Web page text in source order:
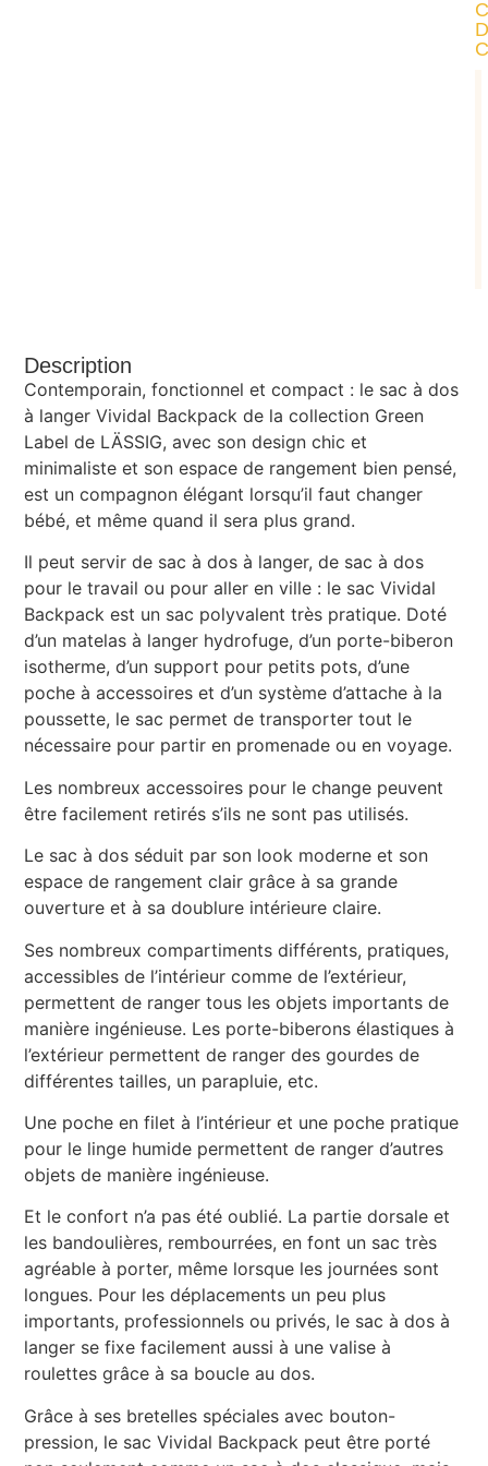
Description
Contemporain, fonctionnel et compact : le sac à dos
à langer Vividal Backpack de la collection Green
Label de LÄSSIG, avec son design chic et
minimaliste et son espace de rangement bien pensé,
est un compagnon élégant lorsqu’il faut changer
bébé, et même quand il sera plus grand.
Il peut servir de sac à dos à langer, de sac à dos
pour le travail ou pour aller en ville : le sac Vividal
Backpack est un sac polyvalent très pratique. Doté
d’un matelas à langer hydrofuge, d’un porte-biberon
isotherme, d’un support pour petits pots, d’une
poche à accessoires et d’un système d’attache à la
poussette, le sac permet de transporter tout le
nécessaire pour partir en promenade ou en voyage.
Les nombreux accessoires pour le change peuvent
être facilement retirés s’ils ne sont pas utilisés.
Le sac à dos séduit par son look moderne et son
espace de rangement clair grâce à sa grande
ouverture et à sa doublure intérieure claire.
Ses nombreux compartiments différents, pratiques,
accessibles de l’intérieur comme de l’extérieur,
permettent de ranger tous les objets importants de
manière ingénieuse. Les porte-biberons élastiques à
l’extérieur permettent de ranger des gourdes de
différentes tailles, un parapluie, etc.
Une poche en filet à l’intérieur et une poche pratique
pour le linge humide permettent de ranger d’autres
objets de manière ingénieuse.
Et le confort n’a pas été oublié. La partie dorsale et
les bandoulières, rembourrées, en font un sac très
agréable à porter, même lorsque les journées sont
longues. Pour les déplacements un peu plus
importants, professionnels ou privés, le sac à dos à
langer se fixe facilement aussi à une valise à
roulettes grâce à sa boucle au dos.
Grâce à ses bretelles spéciales avec bouton-
pression, le sac Vividal Backpack peut être porté